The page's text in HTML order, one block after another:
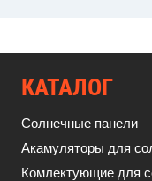
КАТАЛОГ
Солнечные панели
Акамуляторы для
Комлектующие для